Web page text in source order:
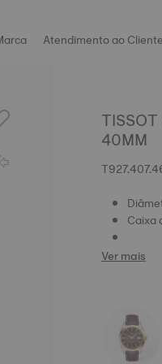
Atendimento ao Cliente
40MM
Caixa
Ver mais